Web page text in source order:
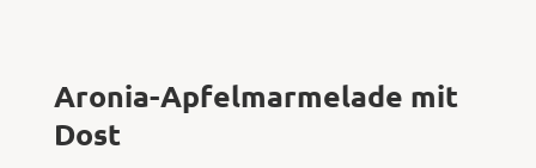
Aronia-Apfelmarmelade mit
Dost